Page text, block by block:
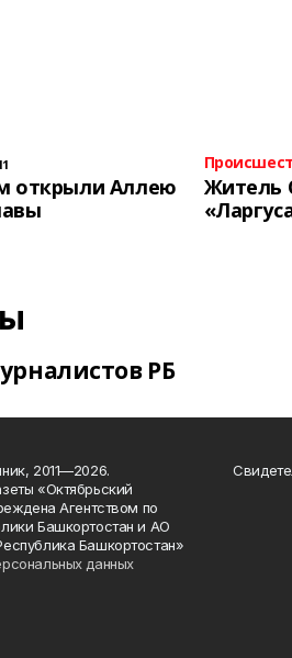
открыли Аллею
Житель
РБ
2011—2026.
«Октябрьский
Агентством по
Башкортостан и АО
Башкортостан»
данных